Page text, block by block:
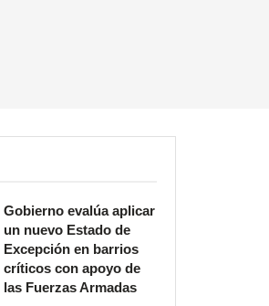
Gobierno evalúa aplicar
un nuevo Estado de
Excepción en barrios
críticos con apoyo de
las Fuerzas Armadas